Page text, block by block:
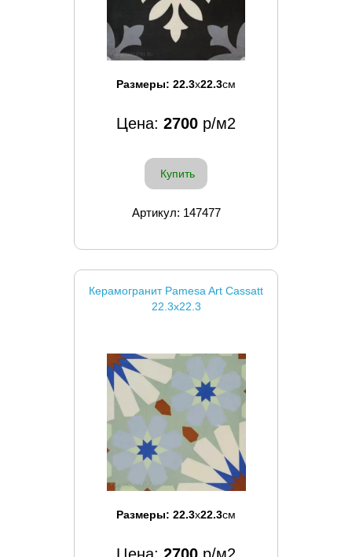
Размеры: 22.3x22.3см
Цена: 2700 р/м2
Купить
Артикул: 147477
Керамогранит Pamesa Art Cassatt
22.3x22.3
Размеры: 22.3x22.3см
Цена: 2700 р/м2